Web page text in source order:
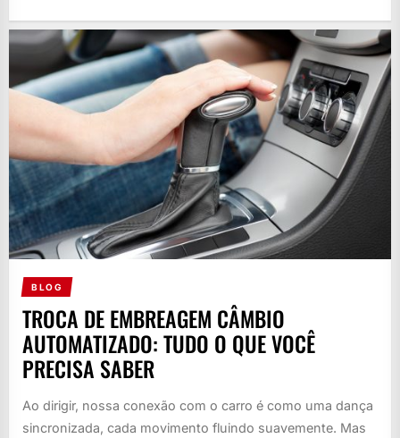
BLOG
TROCA DE EMBREAGEM CÂMBIO
AUTOMATIZADO: TUDO O QUE VOCÊ
PRECISA SABER
Ao dirigir, nossa conexão com o carro é como uma dança
sincronizada, cada movimento fluindo suavemente. Mas